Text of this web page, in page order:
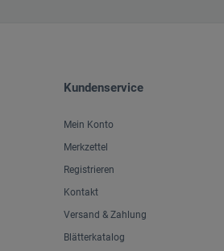
Kundenservice
Mein Konto
Merkzettel
Registrieren
Kontakt
Versand & Zahlung
Blätterkatalog